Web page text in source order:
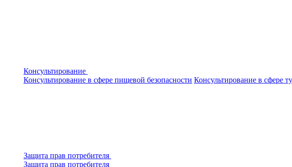
Консультирование
Консультирование в сфере пищевой безопасности Консультирование в сфере
Защита прав потребителя
Защита прав потребителя